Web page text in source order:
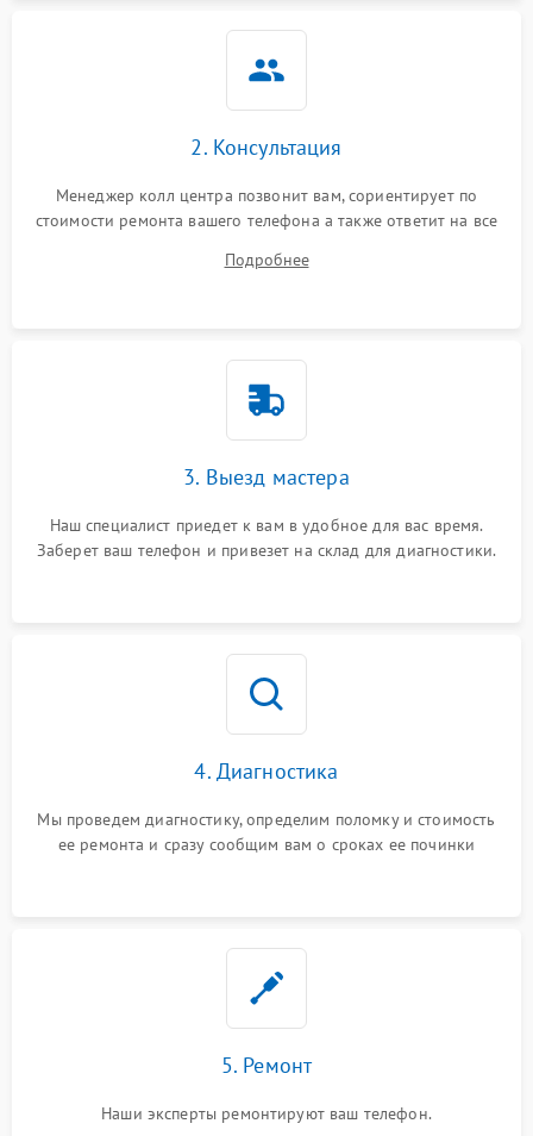
2. Консультация
Менеджер колл центра позвонит вам, сориентирует по
стоимости ремонта вашего телефона а также ответит на все
Подробнее
3. Выезд мастера
Наш специалист приедет к вам в удобное для вас время.
Заберет ваш телефон и привезет на склад для диагностики.
4. Диагностика
Мы проведем диагностику, определим поломку и стоимость
ее ремонта и сразу сообщим вам о сроках ее починки
5. Ремонт
Наши эксперты ремонтируют ваш телефон.